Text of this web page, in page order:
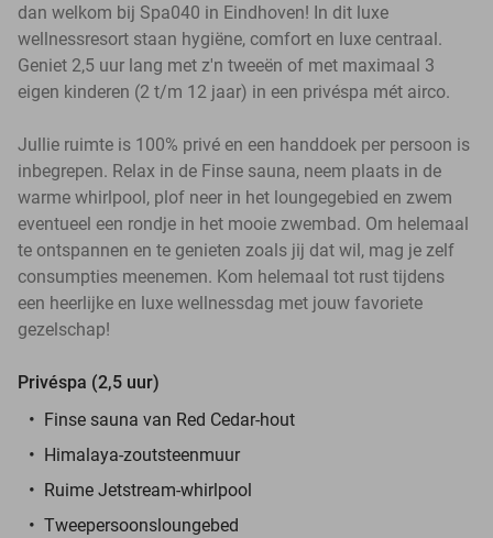
dan welkom bij Spa040 in Eindhoven! In dit luxe
wellnessresort staan hygiëne, comfort en luxe centraal.
Geniet 2,5 uur lang met z'n tweeën of met maximaal 3
eigen kinderen (2 t/m 12 jaar) in een privéspa mét airco.
Jullie ruimte is 100% privé en een handdoek per persoon is
inbegrepen. Relax in de Finse sauna, neem plaats in de
warme whirlpool, plof neer in het loungegebied en zwem
eventueel een rondje in het mooie zwembad. Om helemaal
te ontspannen en te genieten zoals jij dat wil, mag je zelf
consumpties meenemen. Kom helemaal tot rust tijdens
een heerlijke en luxe wellnessdag met jouw favoriete
gezelschap!
Privéspa (2,5 uur)
Finse sauna van Red Cedar-hout
Himalaya-zoutsteenmuur
Ruime Jetstream-whirlpool
Tweepersoonsloungebed